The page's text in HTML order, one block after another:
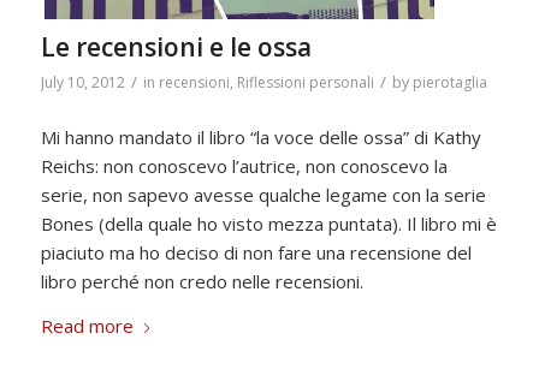
Le recensioni e le ossa
July 10, 2012 / in recensioni, Riflessioni personali / by pierotaglia
Mi hanno mandato il libro “la voce delle ossa” di Kathy
Reichs: non conoscevo l’autrice, non conoscevo la
serie, non sapevo avesse qualche legame con la serie
Bones (della quale ho visto mezza puntata). Il libro mi è
piaciuto ma ho deciso di non fare una recensione del
libro perché non credo nelle recensioni.
Read more